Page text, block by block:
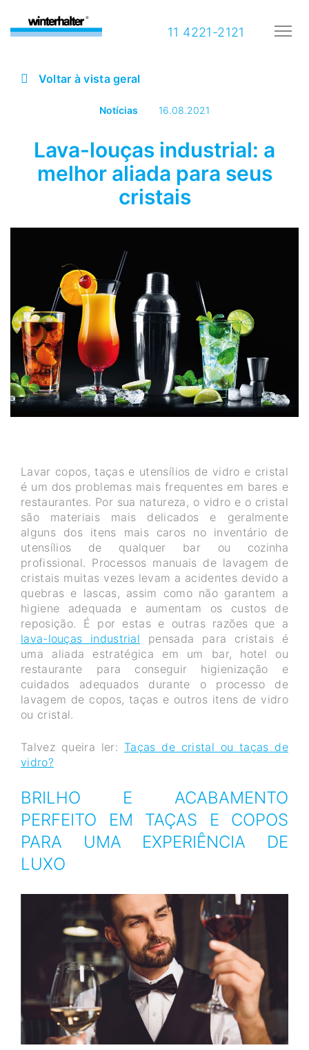
11 4221-2121
Voltar à vista geral
Notícias 16.08.2021
Lava-louças industrial: a
melhor aliada para seus
cristais
Lavar copos, taças e utensílios de vidro e cristal
é um dos problemas mais frequentes em bares e
restaurantes. Por sua natureza, o vidro e o cristal
são materiais mais delicados e geralmente
alguns dos itens mais caros no inventário de
utensílios de qualquer bar ou cozinha
profissional. Processos manuais de lavagem de
cristais muitas vezes levam a acidentes devido a
quebras e lascas, assim como não garantem a
higiene adequada e aumentam os custos de
reposição. É por estas e outras razões que a
lava-louças industrial pensada para cristais é
uma aliada estratégica em um bar, hotel ou
restaurante para conseguir higienização e
cuidados adequados durante o processo de
lavagem de copos, taças e outros itens de vidro
ou cristal.
Talvez queira ler:Taças de cristal ou taças de
vidro?
BRILHO E ACABAMENTO
PERFEITO EM TAÇAS E COPOS
PARA UMA EXPERIÊNCIA DE
LUXO